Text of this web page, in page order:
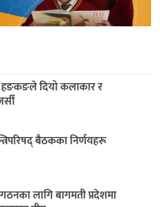
हङकङले दियो कलाकार र
बैठकका निर्णयहरू
लागि बागमती प्रदेशमा